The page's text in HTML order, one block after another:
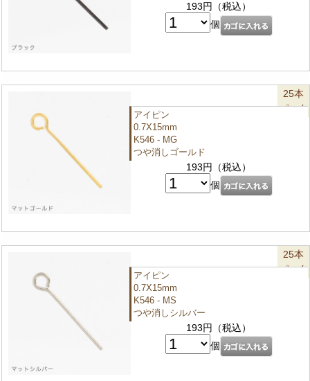
193円（税込）
個
25本
パック
アイピン
0.7X15mm
K546 - MG
つや消しゴールド
193円（税込）
個
25本
パック
アイピン
0.7X15mm
K546 - MS
つや消しシルバー
193円（税込）
個